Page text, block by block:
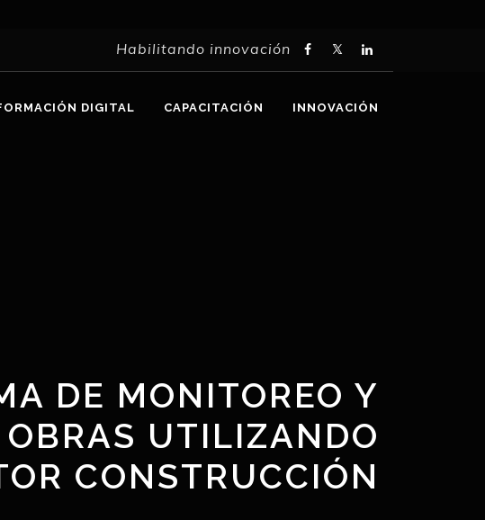
Habilitando innovación
DIGITAL CAPACITACIÓN INNOVACIÓN
DE MONITOREO Y
UTILIZANDO
CONSTRUCCIÓN